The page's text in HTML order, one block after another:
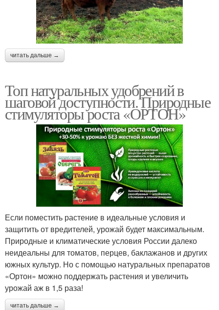
читать дальше →
Топ натуральных удобрений в
шаговой доступности. Природные
стимуляторы роста «ОРТОН»
Если поместить растение в идеальные условия и
защитить от вредителей, урожай будет максимальным.
Природные и климатические условия России далеко
неидеальны для томатов, перцев, баклажанов и других
южных культур. Но с помощью натуральных препаратов
«Ортон» можно поддержать растения и увеличить
урожай аж в 1,5 раза!
читать дальше →